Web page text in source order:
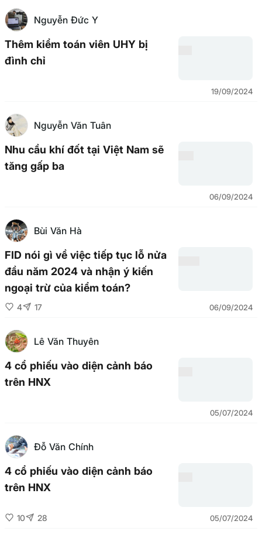
Nguyễn Đức Y
Thêm kiểm toán viên UHY bị
đình chỉ
19/09/2024
Nguyễn Văn Tuân
Nhu cầu khí đốt tại Việt Nam sẽ
tăng gấp ba
06/09/2024
Bùi Văn Hà
FID nói gì về việc tiếp tục lỗ nửa
đầu năm 2024 và nhận ý kiến
ngoại trừ của kiểm toán?
4 17 06/09/2024
Lê Văn Thuyên
4 cổ phiếu vào diện cảnh báo
trên HNX
05/07/2024
Đỗ Văn Chính
4 cổ phiếu vào diện cảnh báo
trên HNX
10 28 05/07/2024